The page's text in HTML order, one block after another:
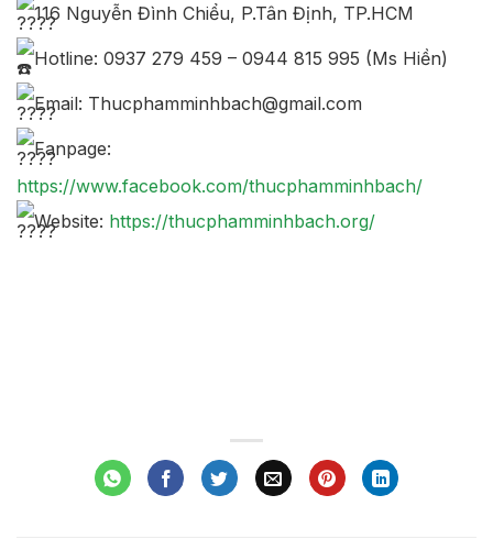
116 Nguyễn Đình Chiểu, P.Tân Định, TP.HCM
Hotline: 0937 279 459 – 0944 815 995 (Ms Hiền)
Email: Thucphamminhbach@gmail.com
Fanpage:
https://www.facebook.com/thucphamminhbach/
Website: https://thucphamminhbach.org/